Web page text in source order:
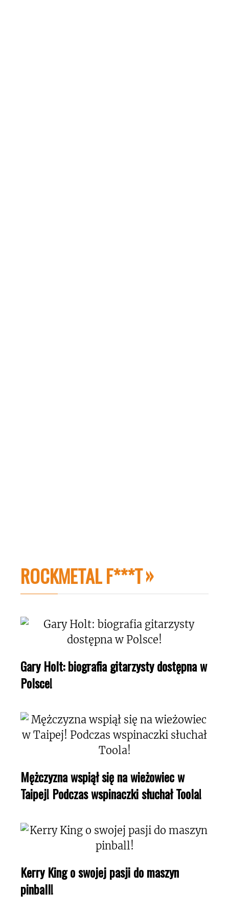
ROCKMETAL F***T
Gary Holt: biografia gitarzysty dostępna w
Polsce!
Mężczyzna wspiął się na wieżowiec w
Taipej! Podczas wspinaczki słuchał Toola!
Kerry King o swojej pasji do maszyn
pinball!